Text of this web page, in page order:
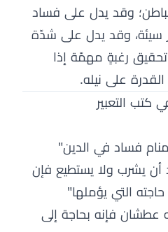
وقد يدل على فساد
سيئة، وقد يدل على شدّة
تحقيق رغبةٍ مهمّة إذا
على نيله.
كتب التعبير
فساد في الدين"
أن يشرب ولا يستطيع فإن
التي يؤملها"
عطشان فإنه بحاجة إلى